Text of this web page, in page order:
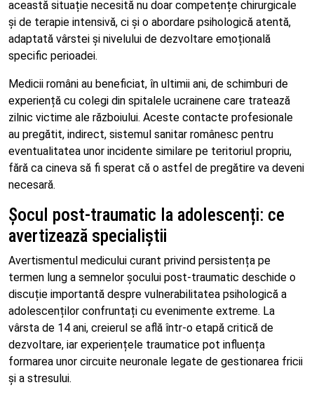
această situație necesită nu doar competențe chirurgicale
și de terapie intensivă, ci și o abordare psihologică atentă,
adaptată vârstei și nivelului de dezvoltare emoțională
specific perioadei.
Medicii români au beneficiat, în ultimii ani, de schimburi de
experiență cu colegi din spitalele ucrainene care tratează
zilnic victime ale războiului. Aceste contacte profesionale
au pregătit, indirect, sistemul sanitar românesc pentru
eventualitatea unor incidente similare pe teritoriul propriu,
fără ca cineva să fi sperat că o astfel de pregătire va deveni
necesară.
Șocul post-traumatic la adolescenți: ce
avertizează specialiștii
Avertismentul medicului curant privind persistența pe
termen lung a semnelor șocului post-traumatic deschide o
discuție importantă despre vulnerabilitatea psihologică a
adolescenților confruntați cu evenimente extreme. La
vârsta de 14 ani, creierul se află într-o etapă critică de
dezvoltare, iar experiențele traumatice pot influența
formarea unor circuite neuronale legate de gestionarea fricii
și a stresului.